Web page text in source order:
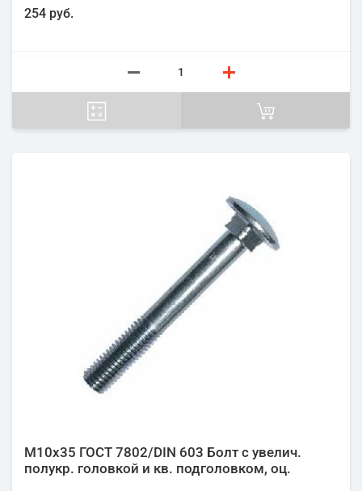
254 руб.
М10х35 ГОСТ 7802/DIN 603 Болт с увелич.
полукр. головкой и кв. подголовком, оц.